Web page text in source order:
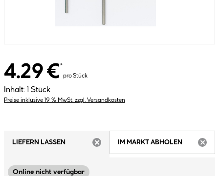
4.29 €*
pro Stück
Inhalt: 1 Stück
Preise inklusive 19 % MwSt. zzgl. Versandkosten
LIEFERN LASSEN
IM MARKT ABHOLEN
Online nicht verfügbar